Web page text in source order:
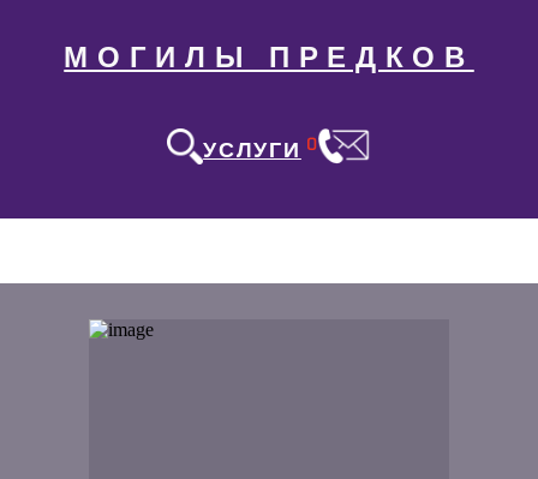
МОГИЛЫ ПРЕДКОВ
УСЛУГИ 0